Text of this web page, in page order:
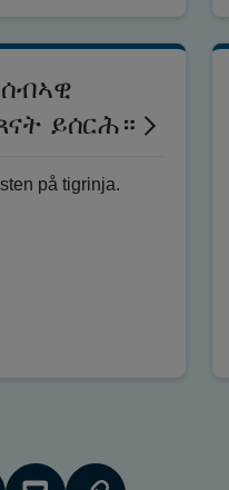
ይሰርሕ።
på tigrinja.